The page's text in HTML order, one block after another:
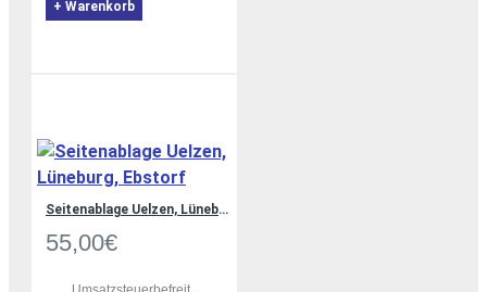
+ Warenkorb
Seitenablage Uelzen, Lüneburg, Ebstorf
55,00€